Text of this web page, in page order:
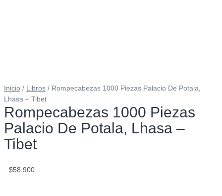
Inicio / Libros / Rompecabezas 1000 Piezas Palacio De Potala,
Lhasa – Tibet
Rompecabezas 1000 Piezas
Palacio De Potala, Lhasa –
Tibet
$58.900